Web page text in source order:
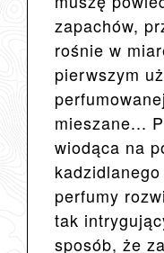
zapachów,
rośnie w
pierwszym
mieszane...
wiodąca na
perfumy
tak
sposób, że